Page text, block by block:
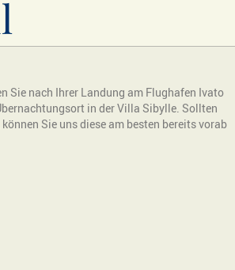
Sie nach Ihrer Landung am Flughafen Ivato
in der Villa Sibylle. Sollten
Sie uns diese am besten bereits vorab